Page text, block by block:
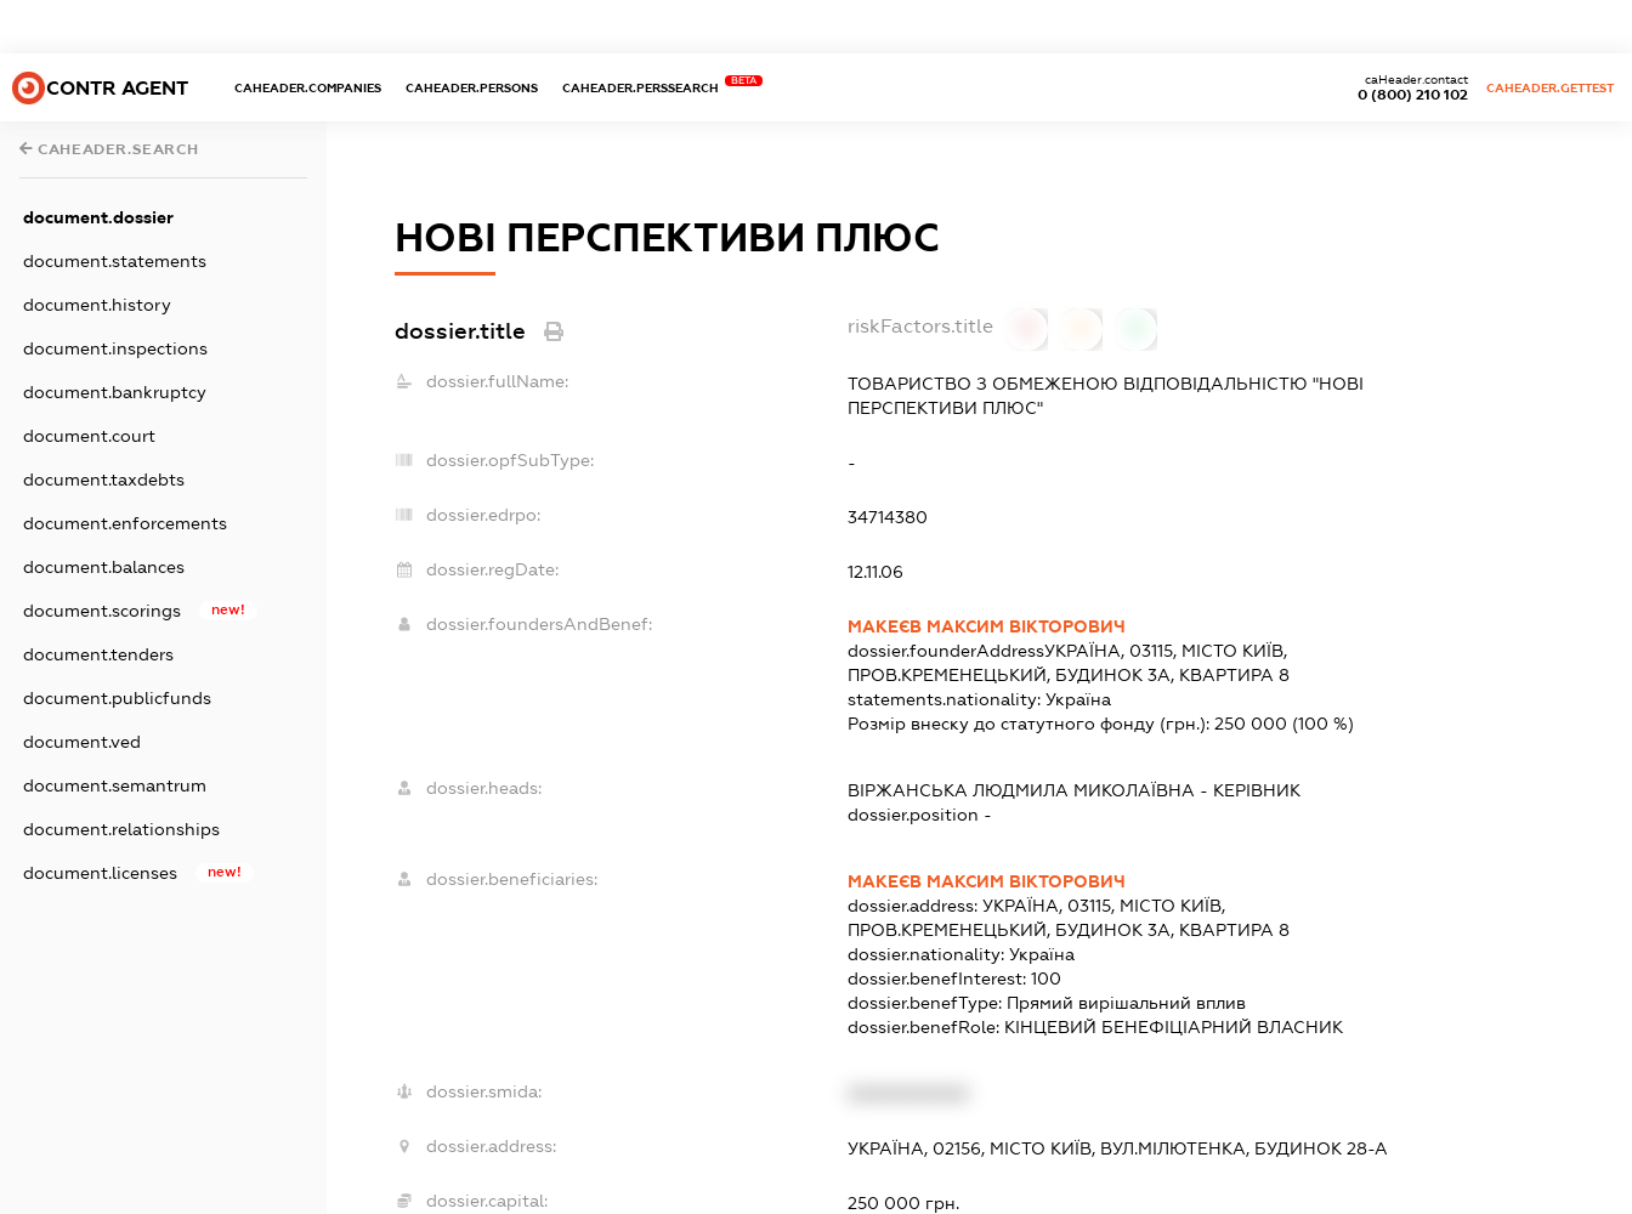
CONTR AGENT CAHEADER.COMPANIES CAHEADER.PERSONS CAHEADER.PERSSEARCH
BETA
0 (800) 210 102
caHeader.contact
CAHEADER.GETTEST
CAHEADER.SEARCH
document.dossier
document.statements
document.history
document.inspections
document.bankruptcy
document.court
document.taxdebts
document.enforcements
document.balances
document.scorings new!
document.tenders
document.publicfunds
document.ved
document.semantrum
document.relationships
document.licenses new!
НОВІ ПЕРСПЕКТИВИ ПЛЮС
dossier.title riskFactors.title
dossier.fullName:
ТОВАРИСТВО З ОБМЕЖЕНОЮ ВІДПОВІДАЛЬНІСТЮ "НОВІ
ПЕРСПЕКТИВИ ПЛЮС"
dossier.opfSubType: -
dossier.edrpo: 34714380
dossier.regDate: 12.11.06
dossier.foundersAndBenef:
МАКЕЄВ МАКСИМ ВІКТОРОВИЧ
dossier.founderAddressУКРАЇНА, 03115, МІСТО КИЇВ,
ПРОВ.КРЕМЕНЕЦЬКИЙ, БУДИНОК 3А, КВАРТИРА 8
statements.nationality: Україна
Розмір внеску до статутного фонду (грн.): 250 000 (100 %)
dossier.heads: ВІРЖАНСЬКА ЛЮДМИЛА МИКОЛАЇВНА - КЕРІВНИК
dossier.position -
dossier.beneficiaries:
МАКЕЄВ МАКСИМ ВІКТОРОВИЧ
dossier.address: УКРАЇНА, 03115, МІСТО КИЇВ,
ПРОВ.КРЕМЕНЕЦЬКИЙ, БУДИНОК 3А, КВАРТИРА 8
dossier.nationality: Україна
dossier.benefInterest: 100
dossier.benefType: Прямий вирішальний вплив
dossier.benefRole: КІНЦЕВИЙ БЕНЕФІЦІАРНИЙ ВЛАСНИК
dossier.smida:
dossier.address: УКРАЇНА, 02156, МІСТО КИЇВ, ВУЛ.МІЛЮТЕНКА, БУДИНОК 28-А
dossier.capital: 250 000 грн.